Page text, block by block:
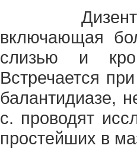
включающая
слизью и
Встречается
балантидиазе,
с. проводят
простейших в